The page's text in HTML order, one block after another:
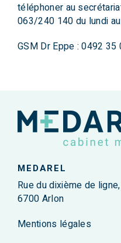
téléphoner au
063/240 140 du lundi
GSM Dr Eppe : 0492 35
MEDAREL
Rue du dixième de
6700 Arlon
Mentions légales